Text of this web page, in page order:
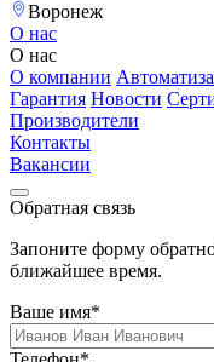
Воронеж
О нас
О нас
О компании
Гарантия Новости
Производители
Контакты
Вакансии
Обратная связь
Запоните форму
ближайшее время.
Ваше имя*